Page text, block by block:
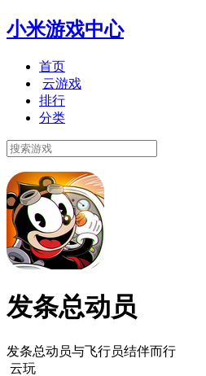
小米游戏中心
首页
云游戏
排行
分类
发条总动员
发条总动员与飞行员结伴而行
云玩